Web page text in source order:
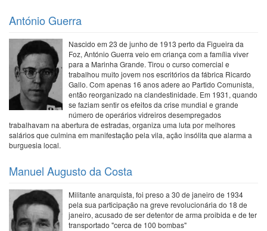
António Guerra
Nascido em 23 de junho de 1913 perto da Figueira da
Foz, António Guerra veio em criança com a família viver
para a Marinha Grande. Tirou o curso comercial e
trabalhou muito jovem nos escritórios da fábrica Ricardo
Gallo. Com apenas 16 anos adere ao Partido Comunista,
então reorganizado na clandestinidade. Em 1931, quando
se faziam sentir os efeitos da crise mundial e grande
número de operários vidreiros desempregados
trabalhavam na abertura de estradas, organiza uma luta por melhores
salários que culmina em manifestação pela vila, ação insólita que alarma a
burguesia local.
Manuel Augusto da Costa
Militante anarquista, foi preso a 30 de janeiro de 1934
pela sua participação na greve revolucionária do 18 de
janeiro, acusado de ser detentor de arma proibida e de ter
transportado "cerca de 100 bombas"